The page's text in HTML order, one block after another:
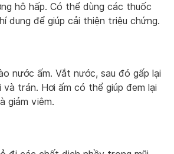
hô hấp. Có thể dùng các thuốc
dung để giúp cải thiện triệu chứng.
nước ấm. Vắt nước, sau đó gấp lại
trán. Hơi ấm có thể giúp đem lại
giảm viêm.